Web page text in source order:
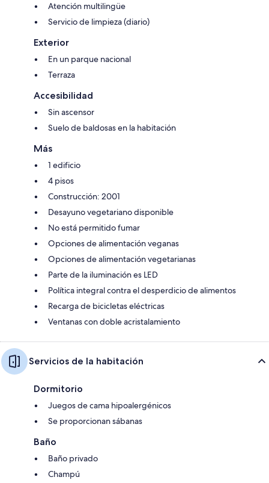
Atención multilingüe
Servicio de limpieza (diario)
Exterior
En un parque nacional
Terraza
Accesibilidad
Sin ascensor
Suelo de baldosas en la habitación
Más
1 edificio
4 pisos
Construcción: 2001
Desayuno vegetariano disponible
No está permitido fumar
Opciones de alimentación veganas
Opciones de alimentación vegetarianas
Parte de la iluminación es LED
Política integral contra el desperdicio de alimentos
Recarga de bicicletas eléctricas
Ventanas con doble acristalamiento
Servicios de la habitación
Dormitorio
Juegos de cama hipoalergénicos
Se proporcionan sábanas
Baño
Baño privado
Champú